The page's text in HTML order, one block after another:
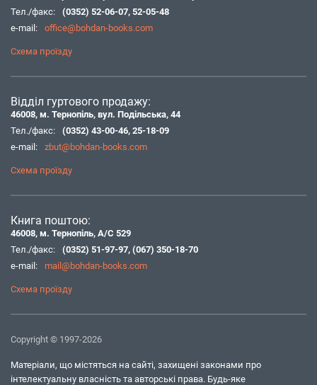
Тел./факс:
(0352) 52-06-07, 52-05-48
e-mail:
office@bohdan-books.com
Схема проїзду
Відділ гуртового продажу:
46008, м. Тернопіль, вул. Подільська, 44
Тел./факс:
(0352) 43-00-46, 25-18-09
e-mail:
zbut@bohdan-books.com
Схема проїзду
Книга поштою:
46008, м. Тернопіль, А/С 529
Тел./факс:
(0352) 51-97-97, (067) 350-18-70
e-mail:
mail@bohdan-books.com
Схема проїзду
Copyright © 1997-2026
Матеріали, що містяться на сайті, захищені законами про
інтелектуальну власність та авторські права. Будь-яке